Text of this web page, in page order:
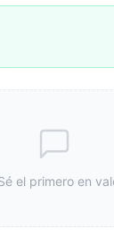
el primero en